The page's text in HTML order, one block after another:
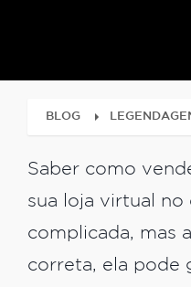
BLOG
Saber como
sua loja virtual
complicada, mas
correta, ela pode